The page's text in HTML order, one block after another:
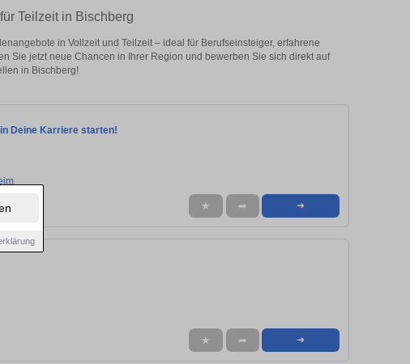
Teilzeit in Bischberg
in Vollzeit und Teilzeit – ideal für Berufseinsteiger, erfahrene
Sie jetzt neue Chancen in Ihrer Region und bewerben Sie sich direkt auf
in Bischberg!
Deine Karriere starten!
★ ➦ ➜
★ ➦ ➜